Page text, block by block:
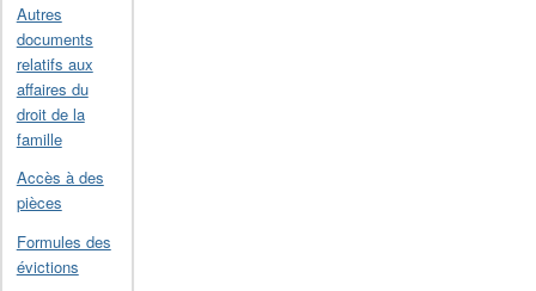
Autres
documents
relatifs aux
affaires du
droit de la
famille
Accès à des
pièces
Formules des
évictions